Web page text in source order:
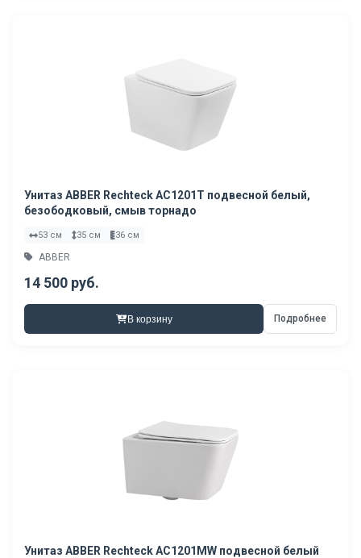
Унитаз ABBER Rechteck AC1201T подвесной белый,
безободковый, смыв торнадо
53 см 35 см 36 см
ABBER
14 500 руб.
В корзину Подробнее
Унитаз ABBER Rechteck AC1201MW подвесной белый